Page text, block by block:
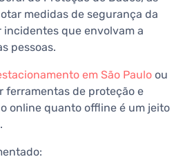
medidas de segurança da
que envolvam a
pessoas.
em São Paulo ou
ferramentas de proteção e
online quanto offline é um jeito